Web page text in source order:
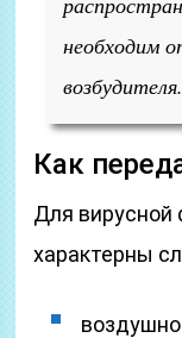
необходим
возбудителя.
Как
Для вирусной
характерны